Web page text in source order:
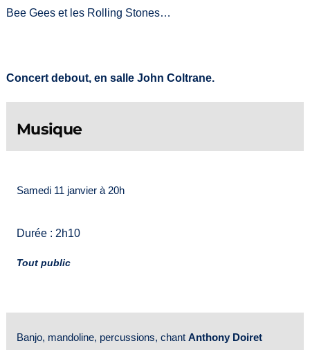
Bee Gees et les Rolling Stones…
Concert debout, en salle John Coltrane.
Musique
Samedi 11 janvier à 20h
Durée : 2h10
Tout public
Banjo, mandoline, percussions, chant Anthony Doiret